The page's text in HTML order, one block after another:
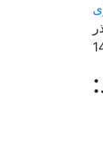
19 آذر